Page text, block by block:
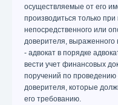
осуществляемые от его
производиться только
непосредственного или
доверителя,
- адвокат в порядке
вести учет финансовых
поручений по
доверителя, которые
его требованию.